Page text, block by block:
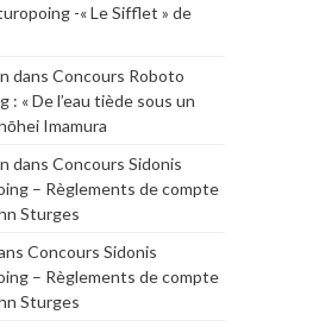
-« Le Sifflet » de
dans Concours Roboto
: « De l’eau tiède sous un
Imamura
dans Concours Sidonis
– Règlements de compte
Sturges
Concours Sidonis
– Règlements de compte
Sturges